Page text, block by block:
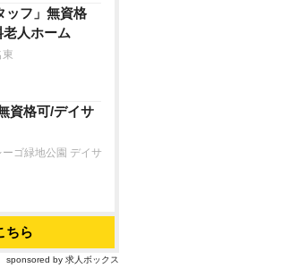
ッフ」無資格
人ホーム
資格可/デイサ
ゴ緑地公園 デイサ
ちら
sponsored by 求人ボックス